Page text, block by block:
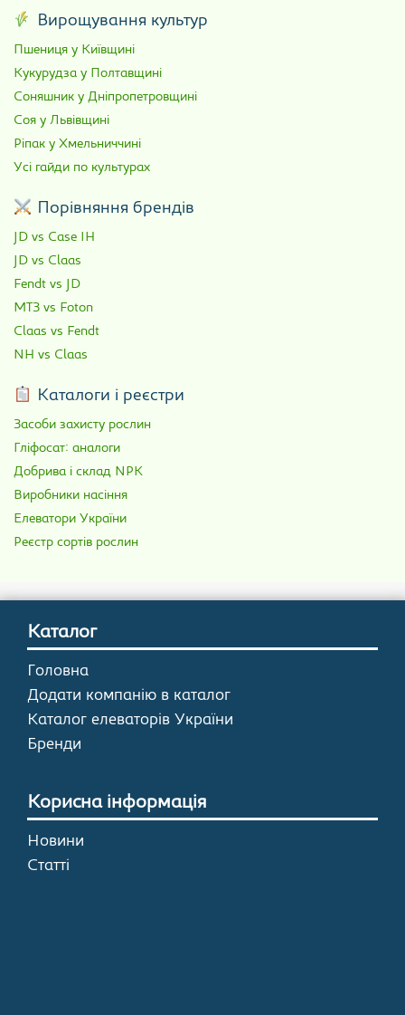
Вирощування культур
Пшениця у Київщині
Кукурудза у Полтавщині
Соняшник у Дніпропетровщині
Соя у Львівщині
Ріпак у Хмельниччині
Усі гайди по культурах
Порівняння брендів
JD vs Case IH
JD vs Claas
Fendt vs JD
МТЗ vs Foton
Claas vs Fendt
NH vs Claas
Каталоги і реєстри
Засоби захисту рослин
Гліфосат: аналоги
Добрива і склад NPK
Виробники насіння
Елеватори України
Реєстр сортів рослин
Каталог
Головна
Додати компанію в каталог
Каталог елеваторів України
Бренди
Корисна інформація
Новини
Статті